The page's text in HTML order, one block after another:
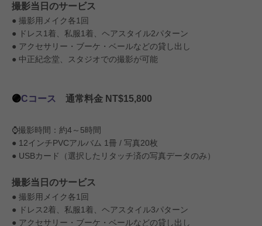
撮影当日のサービス
● 撮影用メイク各1回
● ドレス1着、私服1着、ヘアスタイル2パターン
● アクセサリー・ブーケ・ベールなどの貸し出し
● 中正紀念堂、スタジオでの撮影が可能
🟣Cコース 通常料金 NT$15,800
⌚️撮影時間：約4～5時間
● 12インチPVCアルバム 1冊 / 写真20枚
● USBカード（選択したリタッチ済の写真データのみ）
撮影当日のサービス
● 撮影用メイク各1回
● ドレス2着、私服1着、ヘアスタイル3パターン
● アクセサリー・ブーケ・ベールなどの貸し出し